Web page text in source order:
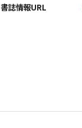
書誌情報URL